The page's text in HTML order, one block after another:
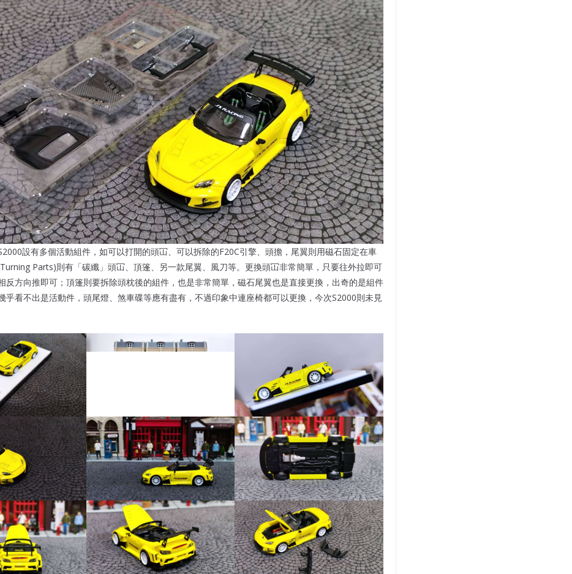
設有多個活動組件，如可以打開的頭冚、可以拆除的F20C引擎、頭擔，尾翼則用磁石固定在車
Parts)則有「碳纖」頭冚、頂篷、另一款尾翼、風刀等。更換頭冚非常簡單，只要往外拉即可
反方向推即可；頂篷則要拆除頭枕後的組件，也是非常簡單，磁石尾翼也是直接更換，出奇的是組件
乎看不出是活動件，頭尾燈、煞車碟等應有盡有，不過印象中連座椅都可以更換，今次S2000則未見